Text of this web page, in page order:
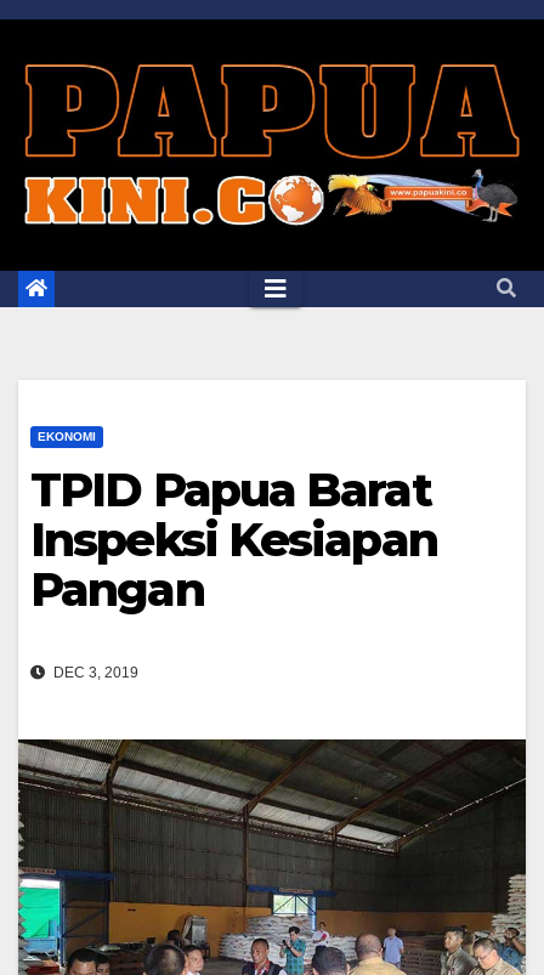
Skip
content
EKONOMI
TPID Papua Barat
Inspeksi Kesiapan
Pangan
DEC 3, 2019